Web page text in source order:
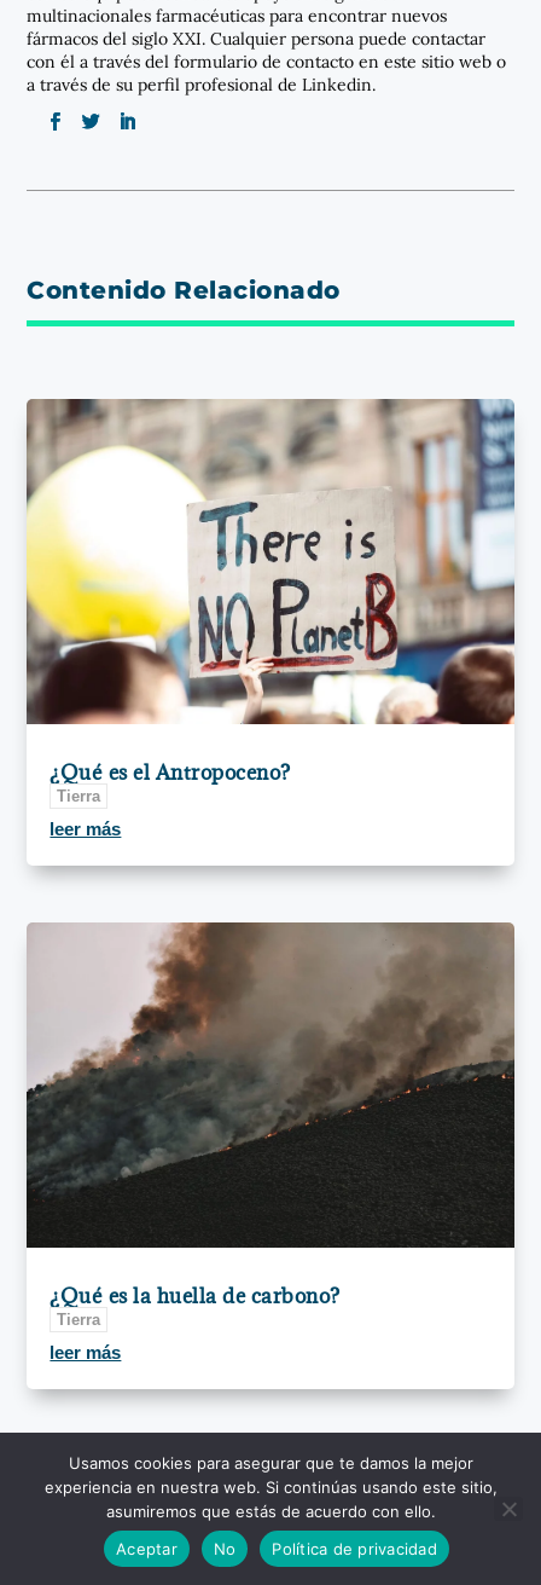
multinacionales farmacéuticas para encontrar nuevos
fármacos del siglo XXI. Cualquier persona puede contactar
con él a través del formulario de contacto en este sitio web o
a través de su perfil profesional de Linkedin.
Contenido Relacionado
¿Qué es el Antropoceno?
Tierra
leer más
¿Qué es la huella de carbono?
Tierra
leer más
Usamos cookies para asegurar que te damos la mejor
experiencia en nuestra web. Si continúas usando este sitio,
asumiremos que estás de acuerdo con ello.
Aceptar
No Política de privacidad